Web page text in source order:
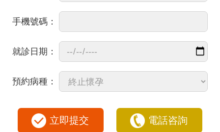
手機號碼：
就診日期：
預約病種：
立即提交 電話咨詢